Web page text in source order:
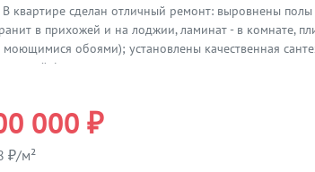
квартире сделан отличный ремонт: выровнены
в прихожей и на лоджии, ламинат - в комнате,
обоями); установлены качественная
фильтр для воды в кухне, двухкамерные
магазины и сервисы; внутри квартала много
собственник, срок владения более пяти лет,
000 ₽
₽/м²